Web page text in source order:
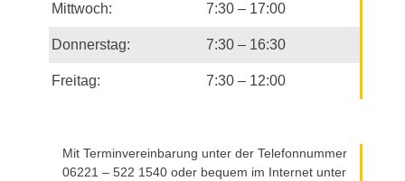
Mittwoch: 7:30 – 17:00
Donnerstag: 7:30 – 16:30
Freitag: 7:30 – 12:00
Mit Terminvereinbarung unter der Telefonnummer
06221 – 522 1540 oder bequem im Internet unter